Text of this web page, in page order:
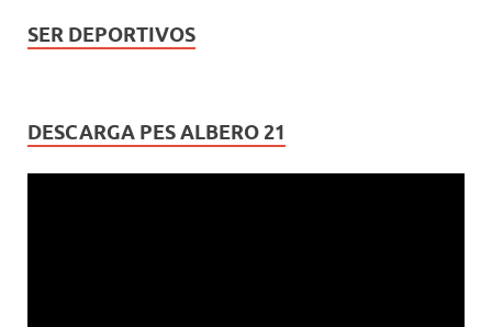
SER DEPORTIVOS
DESCARGA PES ALBERO 21